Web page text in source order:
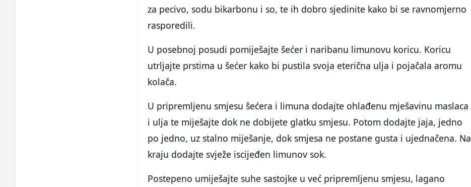
za pecivo, sodu bikarbonu i so, te ih dobro sjedinite kako bi se ravnomjerno
rasporedili.
U posebnoj posudi pomiješajte šećer i naribanu limunovu koricu. Koricu
utrljajte prstima u šećer kako bi pustila svoja eterična ulja i pojačala aromu
kolača.
U pripremljenu smjesu šećera i limuna dodajte ohlađenu mješavinu maslaca
i ulja te miješajte dok ne dobijete glatku smjesu. Potom dodajte jaja, jedno
po jedno, uz stalno miješanje, dok smjesa ne postane gusta i ujednačena. Na
kraju dodajte svježe iscijeđen limunov sok.
Postepeno umiješajte suhe sastojke u već pripremljenu smjesu, lagano